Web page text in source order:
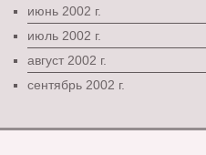
июнь 2002 г.
июль 2002 г.
август 2002 г.
сентябрь 2002 г.